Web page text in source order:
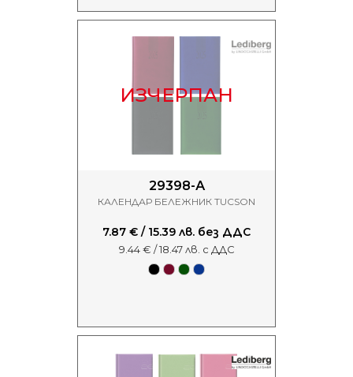
ИЗЧЕРПАН
29398-А
КАЛЕНДАР БЕЛЕЖНИК TUCSON
7.87 € / 15.39 лв. без ДДС
9.44 € / 18.47 лв. с ДДС